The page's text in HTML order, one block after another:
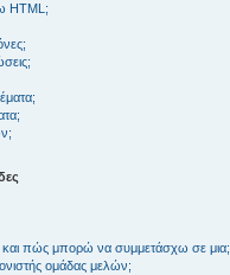
HTML;
και πώς μπορώ να συμμετάσχω σε μια;
ομάδας μελών;